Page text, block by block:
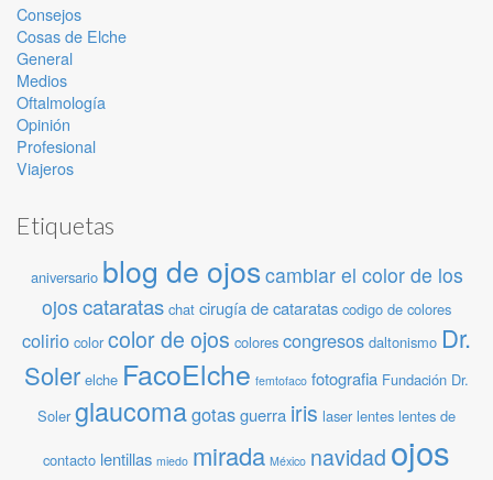
Consejos
Cosas de Elche
General
Medios
Oftalmología
Opinión
Profesional
Viajeros
Etiquetas
aniversario blog de ojoscambiar el color de los
ojos cataratas chat cirugía de cataratas codigo de colores
colirio color color de ojos colores congresos daltonismo Dr.
Soler elche FacoElche femtofaco fotografia Fundación Dr.
Soler glaucomagotasguerra iris laser lentes lentes de
contacto lentillas miedo mirada México navidad ojos